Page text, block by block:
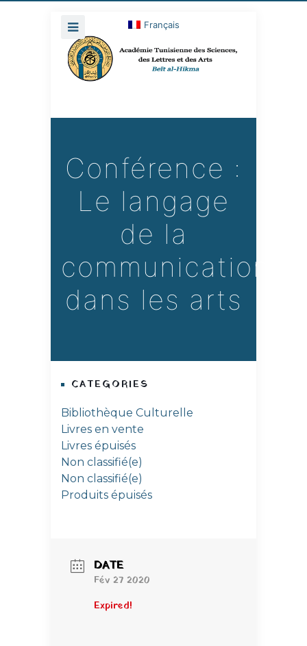
Français
Conférence :
Le langage
de la
communication
dans les arts
CATEGORIES
Bibliothèque Culturelle
Livres en vente
Livres épuisés
Non classifié(e)
Non classifié(e)
Produits épuisés
DATE
Fév 27 2020
Expired!